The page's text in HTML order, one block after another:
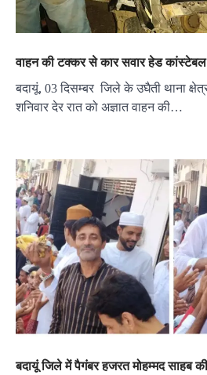
वाहन की टक्कर से कार सवार हेड कांस्टेबल
बदायूं, 03 दिसम्बर जिले के उघैती थाना
शनिवार देर रात को अज्ञात वाहन की…
बदायूं जिले में पैगंबर हजरत मोहम्मद साहब